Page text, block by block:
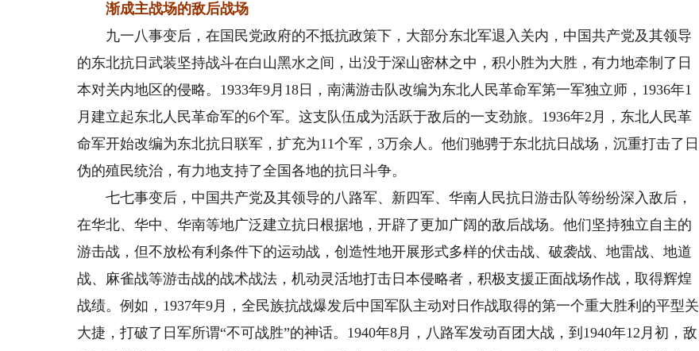
渐成主战场的敌后战场
九一八事变后，在国民党政府的不抵抗政策下，大部分东北军退入关内，中国共产党及其领导
的东北抗日武装坚持战斗在白山黑水之间，出没于深山密林之中，积小胜为大胜，有力地牵制了日
本对关内地区的侵略。1933年9月18日，南满游击队改编为东北人民革命军第一军独立师，1936年1
月建立起东北人民革命军的6个军。这支队伍成为活跃于敌后的一支劲旅。1936年2月，东北人民革
命军开始改编为东北抗日联军，扩充为11个军，3万余人。他们驰骋于东北抗日战场，沉重打击了日
伪的殖民统治，有力地支持了全国各地的抗日斗争。
七七事变后，中国共产党及其领导的八路军、新四军、华南人民抗日游击队等纷纷深入敌后，
在华北、华中、华南等地广泛建立抗日根据地，开辟了更加广阔的敌后战场。他们坚持独立自主的
游击战，但不放松有利条件下的运动战，创造性地开展形式多样的伏击战、破袭战、地雷战、地道
战、麻雀战等游击战的战术战法，机动灵活地打击日本侵略者，积极支援正面战场作战，取得辉煌
战绩。例如，1937年9月，全民族抗战爆发后中国军队主动对日作战取得的第一个重大胜利的平型关
大捷，打破了日军所谓“不可战胜”的神话。1940年8月，八路军发动百团大战，到1940年12月初，敌